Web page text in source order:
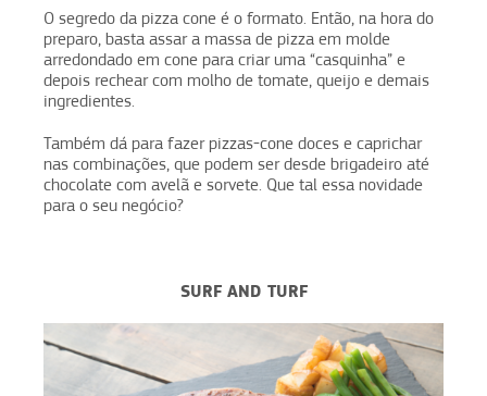
O segredo da pizza cone é o formato. Então, na hora do
preparo, basta assar a massa de pizza em molde
arredondado em cone para criar uma “casquinha” e
depois rechear com molho de tomate, queijo e demais
ingredientes.
Também dá para fazer pizzas-cone doces e caprichar
nas combinações, que podem ser desde brigadeiro até
chocolate com avelã e sorvete. Que tal essa novidade
para o seu negócio?
SURF AND TURF